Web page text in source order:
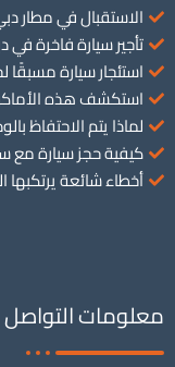
الاستقبال في مطار
تأجير سيارة فاخرة
استئجار سيارة
استكشف هذه الأماكن
لماذا يتم الاحتفاظ
كيفية حجز سيارة مع
أخطاء شائعة يرتكبها
معلومات التواصل